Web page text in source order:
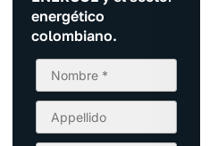
energético
colombiano.